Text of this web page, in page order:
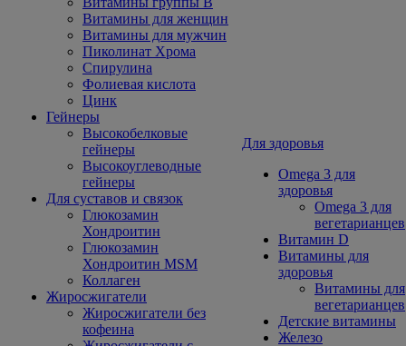
Витамины для женщин
Витамины для мужчин
Пиколинат Хрома
Спирулина
Фолиевая кислота
Цинк
Гейнеры
Высокобелковые
гейнеры
Высокоуглеводные
гейнеры
Для суставов и связок
Глюкозамин
Хондроитин
Глюкозамин
Хондроитин MSM
Коллаген
Жиросжигатели
Жиросжигатели без
кофеина
Для здоровья
Omega 3 для
здоровья
Omega 3 для
вегетарианцев
Витамин D
Витамины для
здоровья
Витамины для
вегетарианцев
Детские витамины
Железо